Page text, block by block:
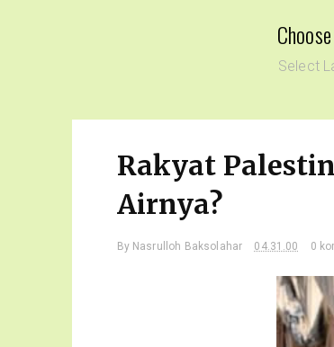
Select
Rakyat
Airnya?
By Nasrulloh Baksolahar 04.31.00 0